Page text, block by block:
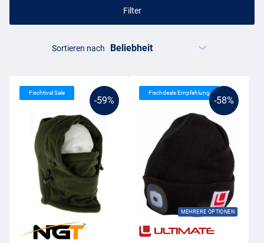
Filter
Sortieren nach
-59%
Fischtival Sale
-58%
MEHRERE OPTIONEN
Fischdeals Empfehlung